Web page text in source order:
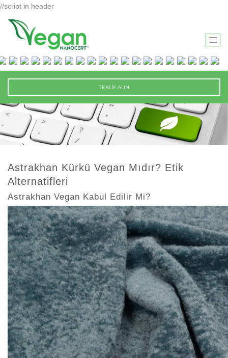
//script in header
T
O
G
G
L
N
A
V
I
O
N
TEKLİF ALIN
Astrakhan Kürkü Vegan Mıdır? Etik
Alternatifleri
Astrakhan Vegan Kabul Edilir Mi?